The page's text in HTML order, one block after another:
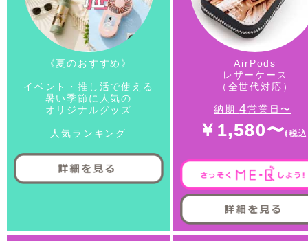
《夏のおすすめ》
イベント・推し活で使える
暑い季節に人気の
オリジナルグッズ
人気ランキング
AirPods
レザーケース
（全世代対応）
納期4営業日〜
￥1,580〜